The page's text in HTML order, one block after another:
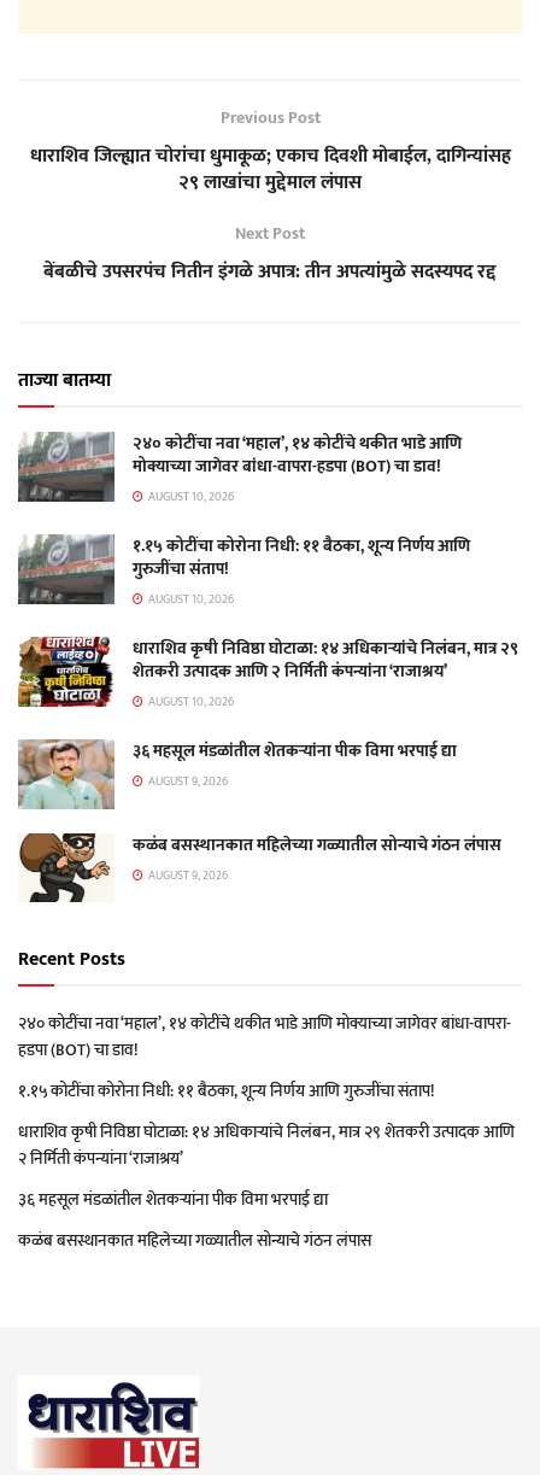
Previous Post
धाराशिव जिल्ह्यात चोरांचा धुमाकूळ; एकाच दिवशी मोबाईल, दागिन्यांसह
२९ लाखांचा मुद्देमाल लंपास
Next Post
बेंबळीचे उपसरपंच नितीन इंगळे अपात्र: तीन अपत्यांमुळे सदस्यपद रद्द
ताज्या बातम्या
२४० कोटींचा नवा ‘महाल’, १४ कोटींचे थकीत भाडे आणि
मोक्याच्या जागेवर बांधा-वापरा-हडपा (BOT) चा डाव!
AUGUST 10, 2026
१.१५ कोटींचा कोरोना निधी: ११ बैठका, शून्य निर्णय आणि
गुरुजींचा संताप!
AUGUST 10, 2026
धाराशिव कृषी निविष्ठा घोटाळा: १४ अधिकाऱ्यांचे निलंबन, मात्र २९
शेतकरी उत्पादक आणि २ निर्मिती कंपन्यांना ‘राजाश्रय’
AUGUST 10, 2026
३६ महसूल मंडळांतील शेतकऱ्यांना पीक विमा भरपाई द्या
AUGUST 9, 2026
कळंब बसस्थानकात महिलेच्या गळ्यातील सोन्याचे गंठन लंपास
AUGUST 9, 2026
Recent Posts
२४० कोटींचा नवा ‘महाल’, १४ कोटींचे थकीत भाडे आणि मोक्याच्या जागेवर बांधा-वापरा-
हडपा (BOT) चा डाव!
१.१५ कोटींचा कोरोना निधी: ११ बैठका, शून्य निर्णय आणि गुरुजींचा संताप!
धाराशिव कृषी निविष्ठा घोटाळा: १४ अधिकाऱ्यांचे निलंबन, मात्र २९ शेतकरी उत्पादक आणि
२ निर्मिती कंपन्यांना ‘राजाश्रय’
३६ महसूल मंडळांतील शेतकऱ्यांना पीक विमा भरपाई द्या
कळंब बसस्थानकात महिलेच्या गळ्यातील सोन्याचे गंठन लंपास